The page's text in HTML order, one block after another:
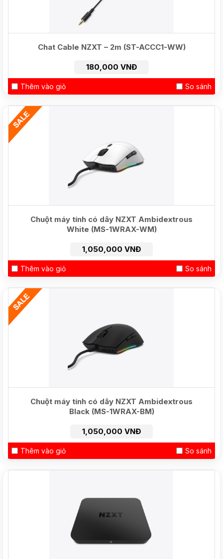
Chat Cable NZXT – 2m (ST-ACCC1-WW)
180,000 VNĐ
Thêm vào giỏ So sánh
NEW
Chuột máy tính có dây NZXT Ambidextrous
White (MS-1WRAX-WM)
1,050,000 VNĐ
Thêm vào giỏ So sánh
HOT
Chuột máy tính có dây NZXT Ambidextrous
Black (MS-1WRAX-BM)
1,050,000 VNĐ
Thêm vào giỏ So sánh